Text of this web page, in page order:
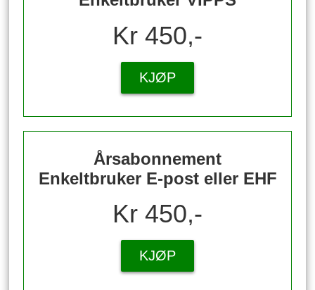
Kr 450,-
KJØP
Årsabonnement
Enkeltbruker E-post eller EHF
Kr 450,-
KJØP